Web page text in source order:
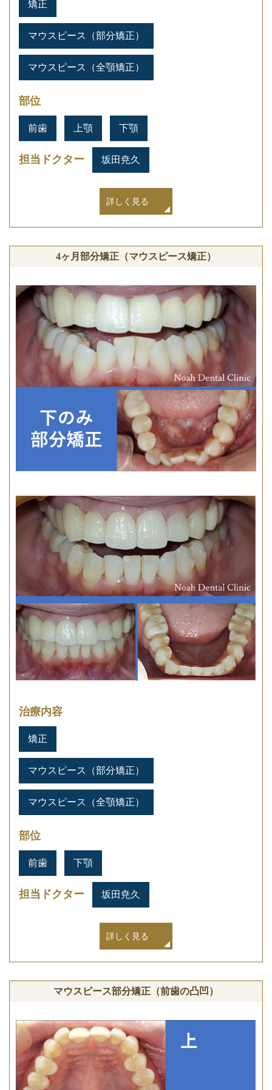
矯正
マウスピース（部分矯正）
マウスピース（全顎矯正）
部位
前歯 上顎 下顎
担当ドクター 坂田尭久
詳しく見る
4ヶ月部分矯正（マウスピース矯正）
治療内容
矯正
マウスピース（部分矯正）
マウスピース（全顎矯正）
部位
前歯 下顎
担当ドクター 坂田尭久
詳しく見る
マウスピース部分矯正（前歯の凸凹）